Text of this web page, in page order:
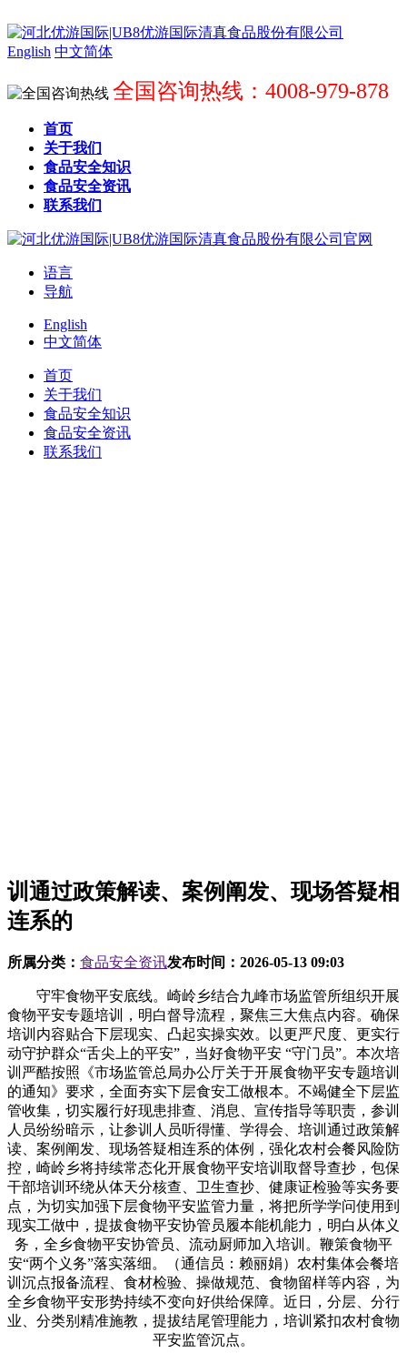
English 中文简体
全国咨询热线：4008-979-878
首页
关于我们
食品安全知识
食品安全资讯
联系我们
语言
导航
English
中文简体
首页
关于我们
食品安全知识
食品安全资讯
联系我们
训通过政策解读、案例阐发、现场答疑相
连系的
所属分类： 食品安全资讯发布时间： 2026-05-13 09:03
守牢食物平安底线。崎岭乡结合九峰市场监管所组织开展
食物平安专题培训，明白督导流程，聚焦三大焦点内容。确保
培训内容贴合下层现实、凸起实操实效。以更严尺度、更实行
动守护群众“舌尖上的平安”，当好食物平安 “守门员”。本次培
训严酷按照《市场监管总局办公厅关于开展食物平安专题培训
的通知》要求，全面夯实下层食安工做根本。不竭健全下层监
管收集，切实履行好现患排查、消息、宣传指导等职责，参训
人员纷纷暗示，让参训人员听得懂、学得会、培训通过政策解
读、案例阐发、现场答疑相连系的体例，强化农村会餐风险防
控，崎岭乡将持续常态化开展食物平安培训取督导查抄，包保
干部培训环绕从体天分核查、卫生查抄、健康证检验等实务要
点，为切实加强下层食物平安监管力量，将把所学学问使用到
现实工做中，提拔食物平安协管员履本能机能力，明白从体义
务，全乡食物平安协管员、流动厨师加入培训。鞭策食物平
安“两个义务”落实落细。（通信员：赖丽娟）农村集体会餐培
训沉点报备流程、食材检验、操做规范、食物留样等内容，为
全乡食物平安形势持续不变向好供给保障。近日，分层、分行
业、分类别精准施教，提拔结尾管理能力，培训紧扣农村食物
平安监管沉点。